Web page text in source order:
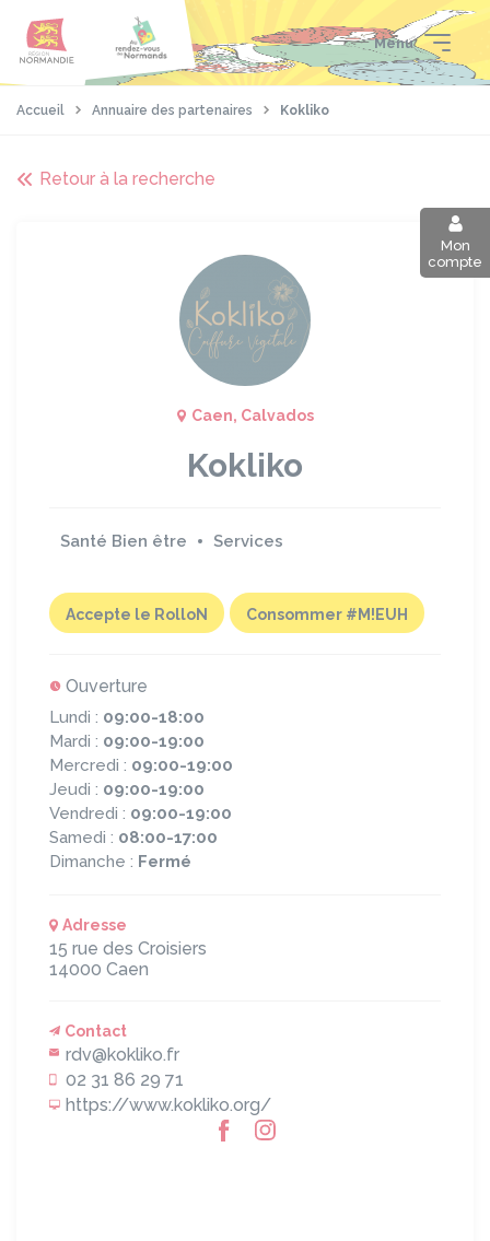
contenu
pied
Menu
Mon
compte
Accueil Annuaire des partenaires Kokliko
Retour à la recherche
Caen, Calvados
Kokliko
Santé Bien être Services
Accepte le RolloN Consommer #M!EUH
Ouverture
Lundi : 09:00-18:00
Mardi : 09:00-19:00
Mercredi : 09:00-19:00
Jeudi : 09:00-19:00
Vendredi : 09:00-19:00
Samedi : 08:00-17:00
Dimanche : Fermé
Adresse
15 rue des Croisiers
14000 Caen
Contact
rdv@kokliko.fr
02 31 86 29 71
https://www.kokliko.org/
Panneau de gestion des cookies